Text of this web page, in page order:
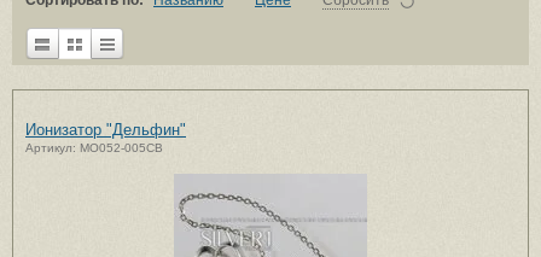
Ионизатор "Дельфин"
Артикул: MO052-005CB